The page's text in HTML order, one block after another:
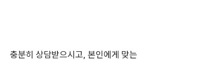
충분히 상담받으시고, 본인에게 맞는